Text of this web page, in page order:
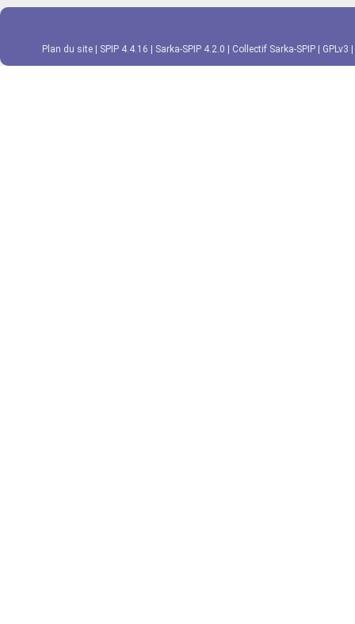
Plan du site SPIP 4.4.16 Sarka-SPIP 4.2.0 Collectif Sarka-SPIP GPLv3